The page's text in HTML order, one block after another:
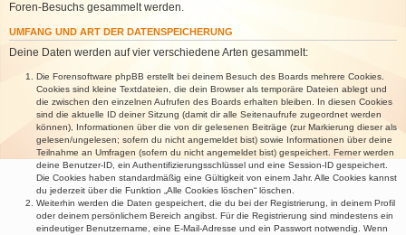
Foren-Besuchs gesammelt werden.
UMFANG UND ART DER DATENSPEICHERUNG
Deine Daten werden auf vier verschiedene Arten gesammelt:
Die Forensoftware phpBB erstellt bei deinem Besuch des Boards mehrere Cookies.
Cookies sind kleine Textdateien, die dein Browser als temporäre Dateien ablegt und
die zwischen den einzelnen Aufrufen des Boards erhalten bleiben. In diesen Cookies
sind die aktuelle ID deiner Sitzung (damit dir alle Seitenaufrufe zugeordnet werden
können), Informationen über die von dir gelesenen Beiträge (zur Markierung dieser als
gelesen/ungelesen; sofern du nicht angemeldet bist) sowie Informationen über deine
Teilnahme an Umfragen (sofern du nicht angemeldet bist) gespeichert. Ferner werden
deine Benutzer-ID, ein Authentifizierungsschlüssel und eine Session-ID gespeichert.
Die Cookies haben standardmäßig eine Gültigkeit von einem Jahr. Alle Cookies kannst
du jederzeit über die Funktion „Alle Cookies löschen“ löschen.
Weiterhin werden die Daten gespeichert, die du bei der Registrierung, in deinem Profil
oder deinem persönlichem Bereich angibst. Für die Registrierung sind mindestens ein
eindeutiger Benutzername, eine E-Mail-Adresse und ein Passwort notwendig. Wenn